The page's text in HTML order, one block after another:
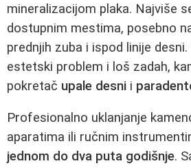
mineralizacijom plaka. Najviše
dostupnim mestima, posebno
prednjih zuba i ispod linije
estetski problem i loš zadah,
pokretač upale desni i
Profesionalno uklanjanje
aparatima ili ručnim
jednom do dva puta godišnje.